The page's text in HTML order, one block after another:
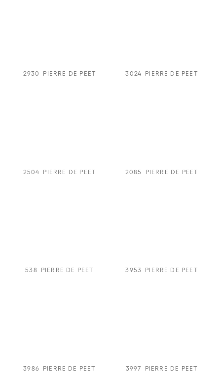
2930 PIERRE DE PEET 3024 PIERRE DE PEET
2504 PIERRE DE PEET 2085 PIERRE DE PEET
538 PIERRE DE PEET 3953 PIERRE DE PEET
3986 PIERRE DE PEET 3997 PIERRE DE PEET